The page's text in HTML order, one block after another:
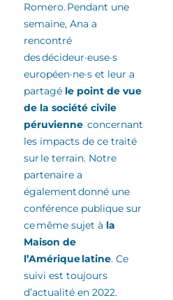
Romero.Pendant une
semaine, Ana a
rencontré
desdécideur·euse·s
européen·ne·s et leur a
partagé le point de vue
de la société civile
péruvienne concernant
les impacts de ce traité
sur le terrain. Notre
partenaire a
également donné une
conférence publique sur
ce même sujet à la
Maison de
l’Amérique latine. Ce
suivi est toujours
d’actualité en 2022.